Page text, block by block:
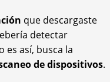
que descargaste
detectar
es así, busca la
de dispositivos.